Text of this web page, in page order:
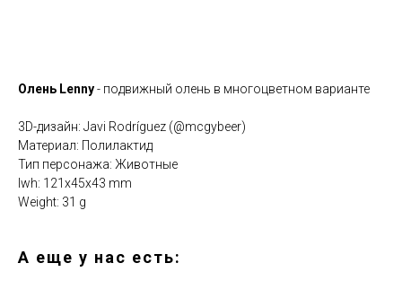
Олень Lenny- подвижный олень в многоцветном варианте
3D-дизайн: Javi Rodríguez (@mcgybeer)
Материал: Полилактид
Тип персонажа: Животные
lwh: 121x45x43 mm
Weight: 31 g
А еще у нас есть: